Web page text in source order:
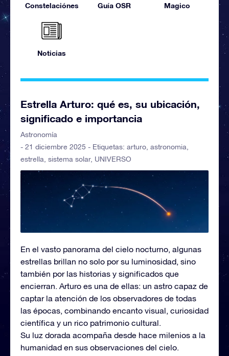
Constelaciónes Guía OSR Magico
Noticias
Estrella Arturo: qué es, su ubicación,
significado e importancia
Astronomía
- 21 diciembre 2025 - Etiquetas: arturo, astronomia,
estrella, sistema solar, UNIVERSO
En el vasto panorama del cielo nocturno, algunas
estrellas brillan no solo por su luminosidad, sino
también por las historias y significados que
encierran. Arturo es una de ellas: un astro capaz de
captar la atención de los observadores de todas
las épocas, combinando encanto visual, curiosidad
científica y un rico patrimonio cultural.
Su luz dorada acompaña desde hace milenios a la
humanidad en sus observaciones del cielo.